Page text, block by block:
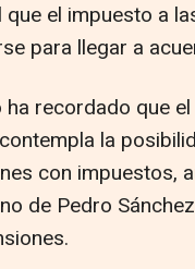
que el impuesto a
para llegar a
ha recordado que
la
con impuestos,
de Pedro